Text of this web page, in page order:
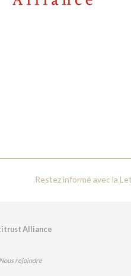
Restez informé avec la
Alliance
rejoindre